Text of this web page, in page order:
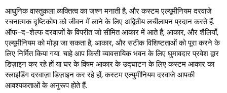
आधुनिक वास्तुकला व्यक्तित्व का जश्न मनाती है, और कस्टम एल्यूमीनियम दरवाजे
रचनात्मक दृष्टिकोण को जीवन में लाने के लिए अद्वितीय लचीलापन प्रदान करते हैं.
ऑफ-द-शेल्फ दरवाजों के विपरीत जो सीमित आकार में आते हैं, आकार, और शैलियाँ,
एल्यूमीनियम को मोड़ा जा सकता है, आकार, और सटीक विशिष्टताओं को पूरा करने के
लिए निर्मित किया गया. चाहे आप किसी व्यावसायिक भवन के लिए घुमावदार प्रवेश द्वार
डिज़ाइन कर रहे हों या घर के विषम आकार के उद्घाटन के लिए कस्टम आकार का
स्लाइडिंग दरवाज़ा डिज़ाइन कर रहे हों, कस्टम एल्युमीनियम दरवाजे आपकी
आवश्यकताओं के अनुरूप होते हैं.